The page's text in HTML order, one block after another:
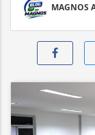
MAGNOS